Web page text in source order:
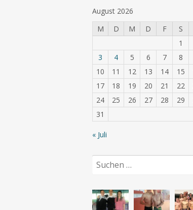
August 2026
M
D M D F S
1
3
4 5 6 7 8
10
11 12 13 14 15
17
18 19 20 21 22
24
25 26 27 28 29
31
« Juli
Suchen
nach: